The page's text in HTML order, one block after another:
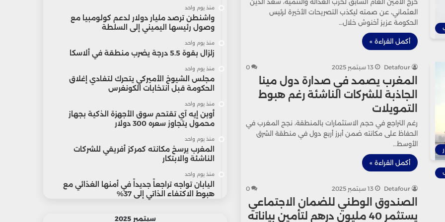
العثماني، عن صمته ليكذب التصريحات الأخيرة لرئيس
الحكومة عزيز أخنوش خلال…
أكمل القراءة »
Detafour 13 سبتمبر 2025 0
المغرب يصمد في صدارة دول مينا
الجاذبة للشركات الناشئة رغم هبوط
التمويلات
رغم التراجع في حجم الاستثمارات بالمنطقة، نجح المغرب في
الحفاظ على مكانته ضمن أبرز أربع دول في منطقة الشرق
الأوسط…
أكمل القراءة »
Detafour 13 سبتمبر 2025 0
الصندوق الوطني للضمان الاجتماعي
يستثمر 40 مليون درهم لتأمين بياناته
منذ يوم واحد
واشنطن ترصد مليار دولار لدعم كولومبيا مع
وصول رئيسها اليميني إلى السلطة
منذ يوم واحد
زلزال بقوة 5.5 درجة يضرب منطقة في ألاسكا
منذ يوم واحد
مجلس الشيوخ الأميركي يتحرك لتفادي إغلاق
الحكومة قبل انتخابات الكونغرس
منذ يوم واحد
أوبن إيه آي تقتحم سوق الأجهزة الذكية بجهاز
محمول يتجاوز سعره 300 دولار
منذ يوم واحد
المغرب يرسخ مكانته كمركز أفريقي للشركات
الناشئة والابتكار
منذ يوم واحد
اليابان تواجه تراجعاً جديداً في أمنها الغذائي مع
هبوط الاكتفاء الذاتي إلى 37%
سبتمبر 2025